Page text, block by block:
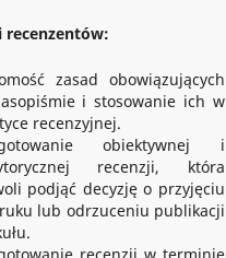
recenzentów:
zasad obowiązujących
i stosowanie ich w
recenzyjnej.
obiektywnej i
recenzji, która
podjąć decyzję o przyjęciu
lub odrzuceniu publikacji